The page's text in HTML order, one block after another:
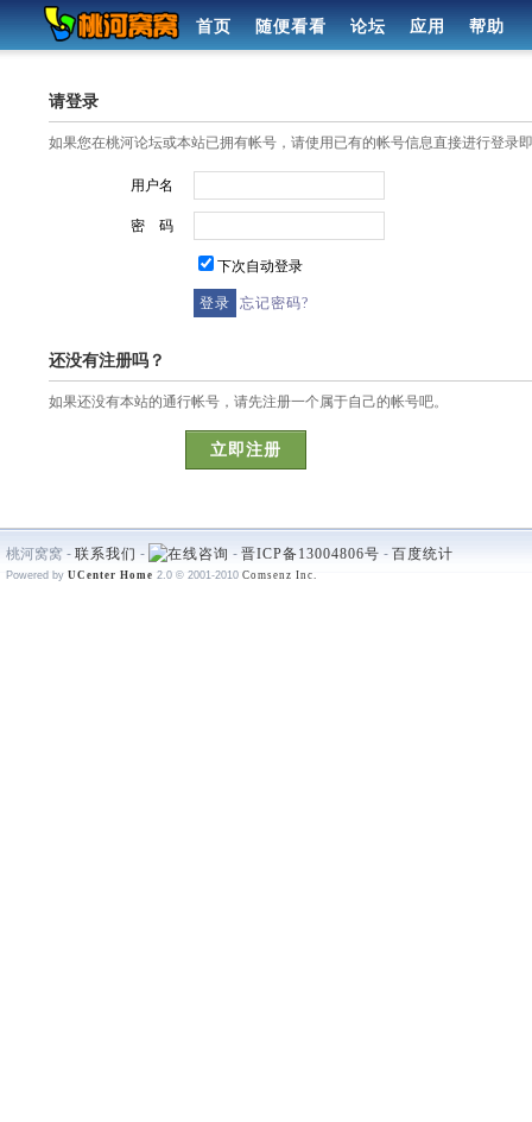
首页 随便看看 论坛 应用 帮助
请登录
如果您在桃河论坛或本站已拥有帐号，请使用已有的帐号信息直接进行登录
用户名
密 码
下次自动登录
忘记密码?
还没有注册吗？
如果还没有本站的通行帐号，请先注册一个属于自己的帐号吧。
立即注册
桃河窝窝 - 联系我们 - - 晋ICP备13004806号 - 百度统计
Powered by UCenter Home 2.0 © 2001-2010 Comsenz Inc.